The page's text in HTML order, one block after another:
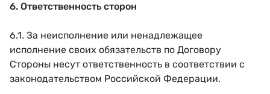
6. Ответственность сторон
6.1. За неисполнение или ненадлежащее
исполнение своих обязательств по Договору
Стороны несут ответственность в соответствии с
законодательством Российской Федерации.